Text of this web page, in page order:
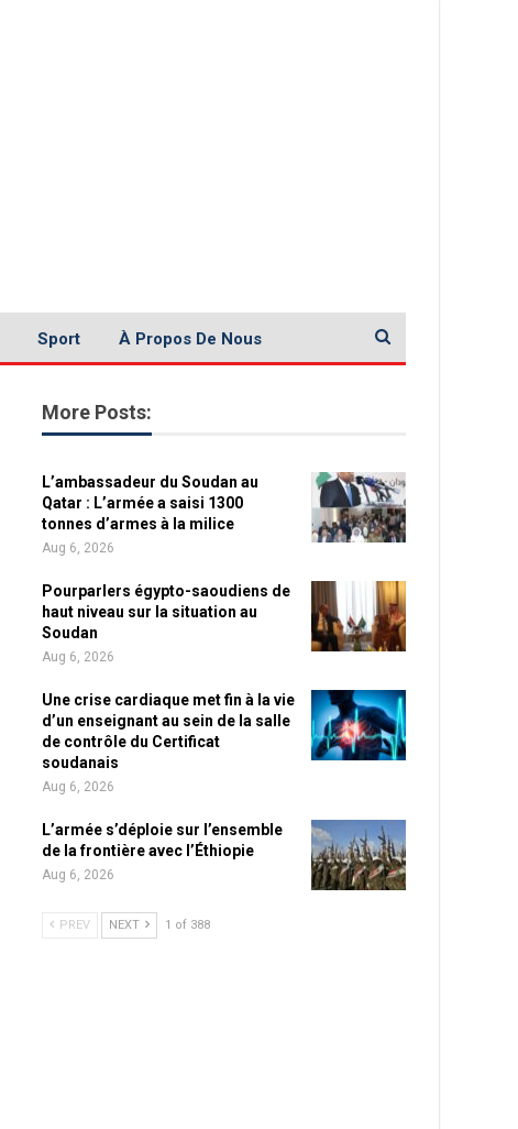
Sport À Propos De Nous
More Posts:
L’ambassadeur du Soudan au
Qatar : L’armée a saisi 1300
tonnes d’armes à la milice
Aug 6, 2026
Pourparlers égypto-saoudiens de
haut niveau sur la situation au
Soudan
Aug 6, 2026
Une crise cardiaque met fin à la vie
d’un enseignant au sein de la salle
de contrôle du Certificat
soudanais
Aug 6, 2026
L’armée s’déploie sur l’ensemble
de la frontière avec l’Éthiopie
Aug 6, 2026
PREV NEXT 1 of 388